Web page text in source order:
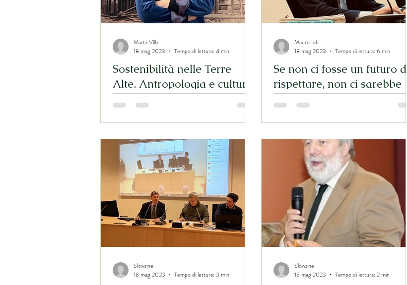
Sostenibilità nelle Terre
Alte. Antropologia e cultura
dei domini collettivi
Marta Villa
18 mag 2023
Tempo di lettura: 4 min
Se non ci fosse un futuro da
rispettare, non ci sarebbe
nulla da conservare: la
Mauro Iob
18 mag 2023
Tempo di lettura: 6 min
Slowzine
18 mag 2023
Tempo di lettura: 3 min
Slowzine
18 mag 2023
Tempo di lettura: 2 min